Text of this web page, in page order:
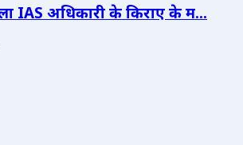
IAS अधिकारी के किराए के म...